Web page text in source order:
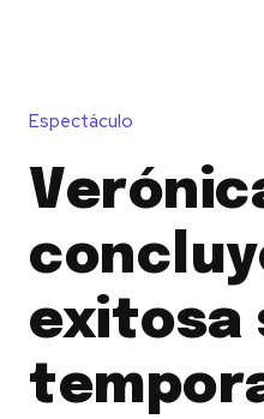
Espectáculo
exitosa